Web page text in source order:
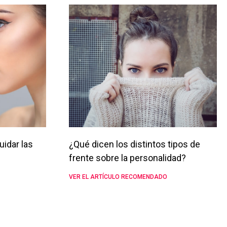
las
¿Qué dicen los distintos tipos de
frente sobre la personalidad?
VER EL ARTÍCULO RECOMENDADO